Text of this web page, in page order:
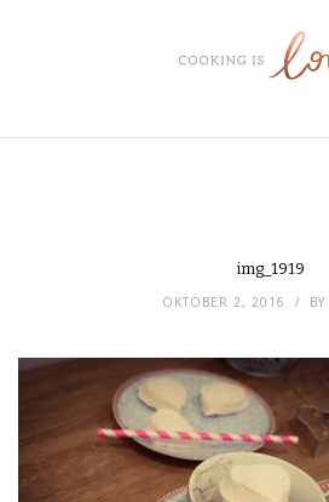
img_1919
OKTOBER 2, 2016 BY